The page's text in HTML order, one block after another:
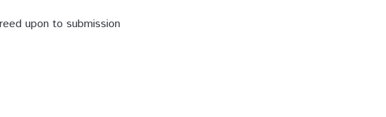
upon to submission